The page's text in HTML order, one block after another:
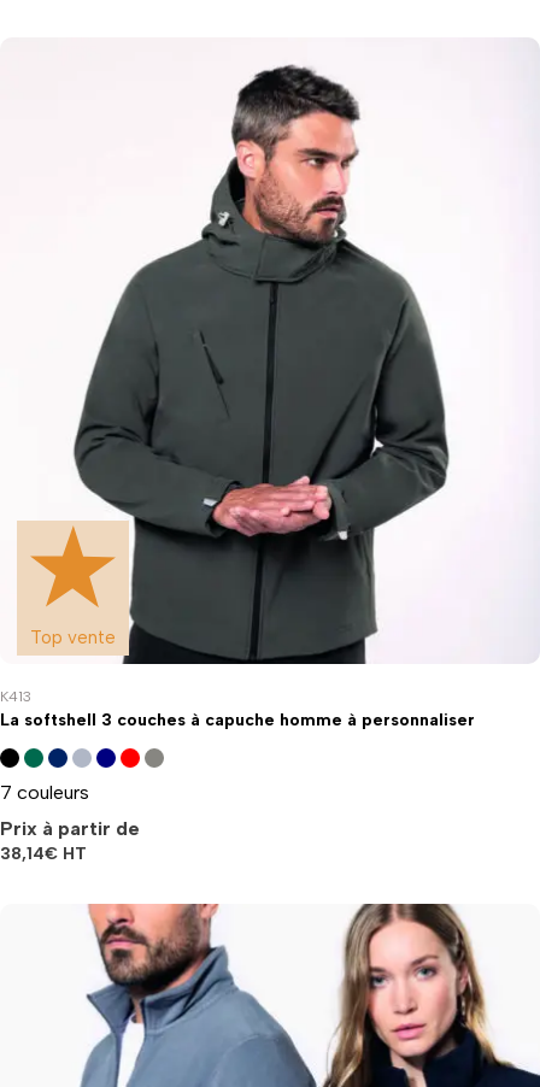
Top vente
K413
La softshell 3 couches à capuche homme à personnaliser
7 couleurs
Prix à partir de
38,14€ HT